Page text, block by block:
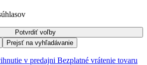
Potvrdiť voľby
Prejsť na vyhľadávanie
v predajni Bezplatné vrátenie tovaru